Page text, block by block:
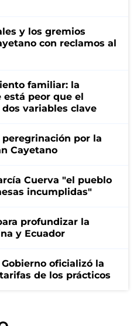
y los gremios
con reclamos al
familiar: la
está peor que el
variables clave
por la
Cayetano
Cuerva "el pueblo
incumplidas"
profundizar la
y Ecuador
oficializó la
de los prácticos